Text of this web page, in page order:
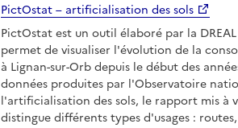
PictOstat – artificialisation des sols
PictOstat est un outil élaboré par la
permet de visualiser l'évolution de la
à Lignan-sur-Orb depuis le début des
données produites par l'Observatoire
l'artificialisation des sols, le rapport mis à
distingue différents types d'usages :